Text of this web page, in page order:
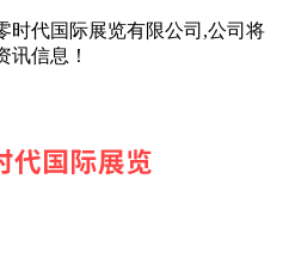
时代国际展览有限公司,公司将
讯信息！